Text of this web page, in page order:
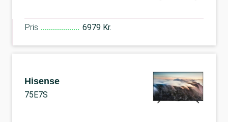
Pris 6979 Kr.
Hisense
75E7S